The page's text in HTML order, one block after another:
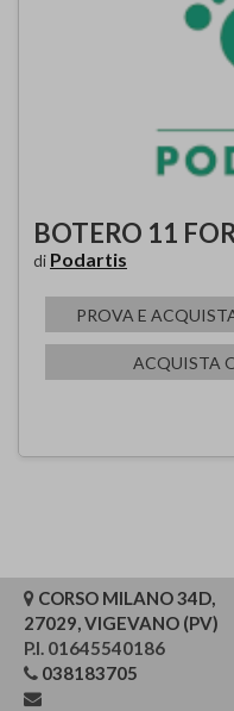
BOTERO 11
di Podartis
PROVA E
ACQUISTA
CORSO MILANO 34D,
27029, VIGEVANO (PV)
P.I. 01645540186
038183705